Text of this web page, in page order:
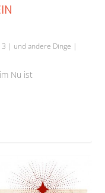
| und andere Dinge |
Nu ist